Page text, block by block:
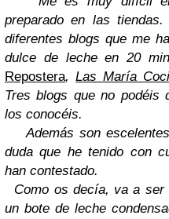
preparado en las
diferentes blogs que me
dulce de leche en 20
Repostera,Las María
Tres blogs que no
los conocéis.
Además son escelentes
duda que he tenido con
han contestado.
Como os decía, va a ser
un bote de leche